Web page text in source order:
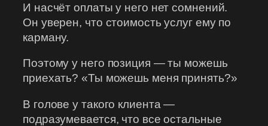
И насчёт оплаты у него нет сомнений.
Он уверен, что стоимость услуг ему по
карману.
Поэтому у него позиция — ты можешь
приехать? «Ты можешь меня принять?»
В голове у такого клиента —
подразумевается, что все остальные